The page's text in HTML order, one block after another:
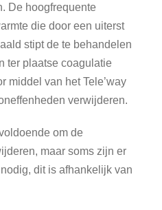
De hoogfrequente
die door een uiterst
stipt de te behandelen
ter plaatse coagulatie
middel van het Tele’way
verwijderen.
om de
maar soms zijn er
dit is afhankelijk van